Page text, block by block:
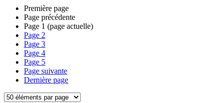
Première page
Page précédente
Page 1 (page actuelle)
Page 2
Page 3
Page 4
Page 5
Page suivante
Dernière page